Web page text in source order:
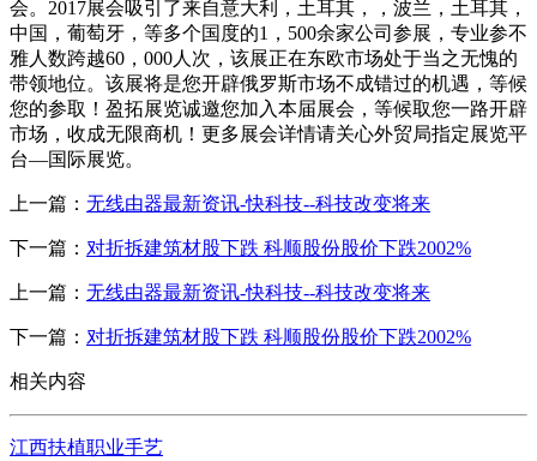
会。2017展会吸引了来自意大利，土耳其，，波兰，土耳其，
中国，葡萄牙，等多个国度的1，500余家公司参展，专业参不
雅人数跨越60，000人次，该展正在东欧市场处于当之无愧的
带领地位。该展将是您开辟俄罗斯市场不成错过的机遇，等候
您的参取！盈拓展览诚邀您加入本届展会，等候取您一路开辟
市场，收成无限商机！更多展会详情请关心外贸局指定展览平
台—国际展览。
上一篇： 无线由器最新资讯-快科技--科技改变将来
下一篇： 对折拆建筑材股下跌 科顺股份股价下跌2002%
上一篇： 无线由器最新资讯-快科技--科技改变将来
下一篇： 对折拆建筑材股下跌 科顺股份股价下跌2002%
相关内容
江西扶植职业手艺